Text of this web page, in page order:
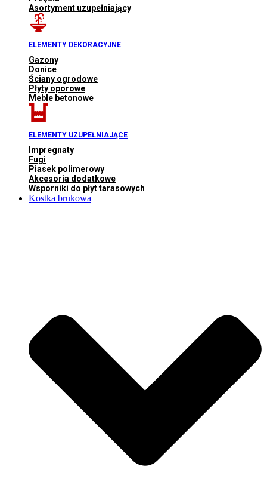
Asortyment uzupełniający
ELEMENTY DEKORACYJNE
Gazony
Donice
Ściany ogrodowe
Płyty oporowe
Meble betonowe
ELEMENTY UZUPEŁNIAJĄCE
Impregnaty
Fugi
Piasek polimerowy
Akcesoria dodatkowe
Wsporniki do płyt tarasowych
Kostka brukowa